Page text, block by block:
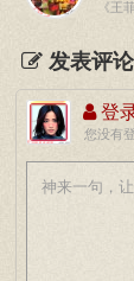
《王
发表评论
登
您没有